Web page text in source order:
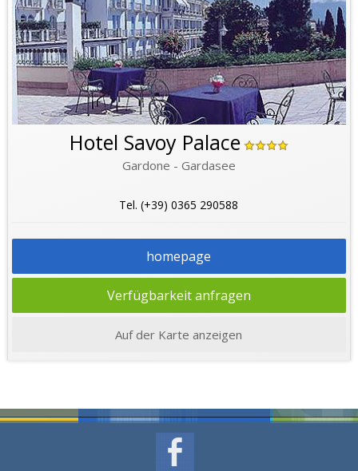
Hotel Savoy Palace
Gardone - Gardasee
Tel. (+39) 0365 290588
homepage
Verfügbarkeit anfragen
Auf der Karte anzeigen